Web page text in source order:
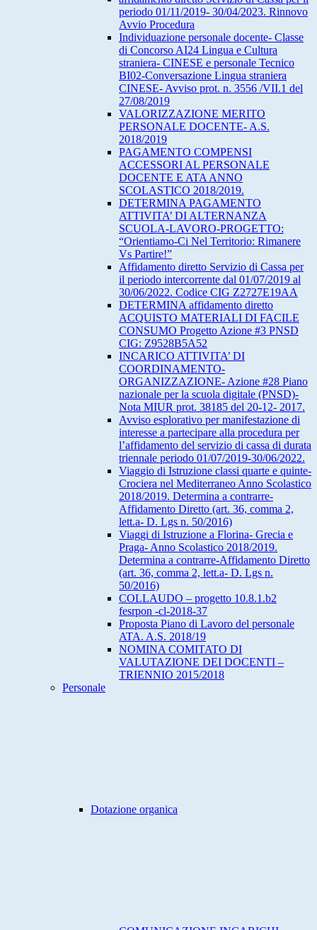
periodo 01/11/2019- 30/04/2023. Rinnovo
Avvio Procedura
Individuazione personale docente- Classe
di Concorso AI24 Lingua e Cultura
straniera- CINESE e personale Tecnico
BI02-Conversazione Lingua straniera
CINESE- Avviso prot. n. 3556 /VII.1 del
27/08/2019
VALORIZZAZIONE MERITO
PERSONALE DOCENTE- A.S.
2018/2019
PAGAMENTO COMPENSI
ACCESSORI AL PERSONALE
DOCENTE E ATA ANNO
SCOLASTICO 2018/2019.
DETERMINA PAGAMENTO
ATTIVITA’ DI ALTERNANZA
SCUOLA-LAVORO-PROGETTO:
“Orientiamo-Ci Nel Territorio: Rimanere
Vs Partire!”
Affidamento diretto Servizio di Cassa per
il periodo intercorrente dal 01/07/2019 al
30/06/2022. Codice CIG Z2727E19AA
DETERMINA affidamento diretto
ACQUISTO MATERIALI DI FACILE
CONSUMO Progetto Azione #3 PNSD
CIG: Z9528B5A52
INCARICO ATTIVITA’ DI
COORDINAMENTO-
ORGANIZZAZIONE- Azione #28 Piano
nazionale per la scuola digitale (PNSD)-
Nota MIUR prot. 38185 del 20-12- 2017.
Avviso esplorativo per manifestazione di
interesse a partecipare alla procedura per
l’affidamento del servizio di cassa di durata
triennale periodo 01/07/2019-30/06/2022.
Viaggio di Istruzione classi quarte e quinte-
Crociera nel Mediterraneo Anno Scolastico
2018/2019. Determina a contrarre-
Affidamento Diretto (art. 36, comma 2,
lett.a- D. Lgs n. 50/2016)
Viaggi di Istruzione a Florina- Grecia e
Praga- Anno Scolastico 2018/2019.
Determina a contrarre-Affidamento Diretto
(art. 36, comma 2, lett.a- D. Lgs n.
50/2016)
COLLAUDO – progetto 10.8.1.b2
fesrpon -cl-2018-37
Proposta Piano di Lavoro del personale
ATA. A.S. 2018/19
NOMINA COMITATO DI
VALUTAZIONE DEI DOCENTI –
TRIENNIO 2015/2018
Personale
Dotazione organica